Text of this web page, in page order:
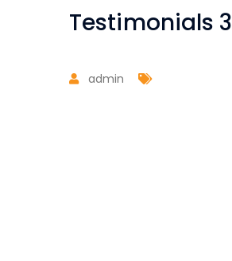
Testimonials 3
admin